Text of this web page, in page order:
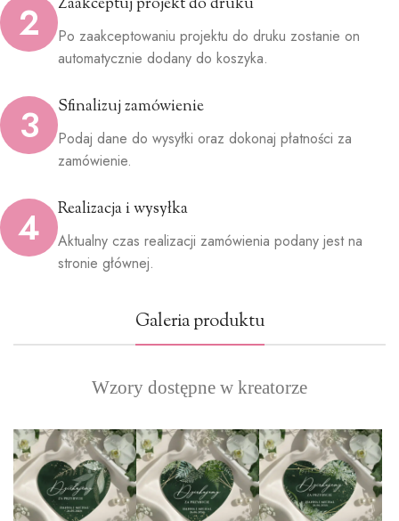
2
Po zaakceptowaniu projektu do druku zostanie on
automatycznie dodany do koszyka.
3 Sfinalizuj zamówienie
Podaj dane do wysyłki oraz dokonaj płatności za
zamówienie.
4 Realizacja i wysyłka
Aktualny czas realizacji zamówienia podany jest na
stronie głównej.
Galeria produktu
Wzory dostępne w kreatorze